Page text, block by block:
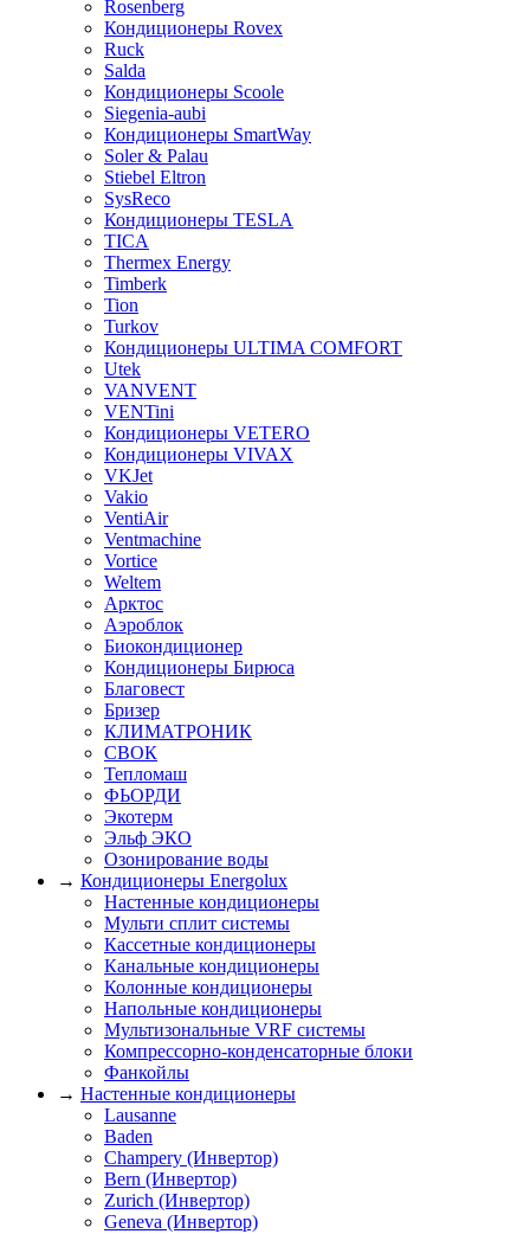
Rosenberg
Кондиционеры Rovex
Ruck
Salda
Кондиционеры Scoole
Siegenia-aubi
Кондиционеры SmartWay
Soler & Palau
Stiebel Eltron
SysReco
Кондиционеры TESLA
TICA
Thermex Energy
Timberk
Tion
Turkov
Кондиционеры ULTIMA COMFORT
Utek
VANVENT
VENTini
Кондиционеры VETERO
Кондиционеры VIVAX
VKJet
Vakio
VentiAir
Ventmachine
Vortice
Weltem
Арктос
Аэроблок
Биокондиционер
Кондиционеры Бирюса
Благовест
Бризер
КЛИМАТРОНИК
СВОК
Тепломаш
ФЬОРДИ
Экотерм
Эльф ЭКО
Озонирование воды
→ Кондиционеры Energolux
Настенные кондиционеры
Мульти сплит системы
Кассетные кондиционеры
Канальные кондиционеры
Колонные кондиционеры
Напольные кондиционеры
Мультизональные VRF системы
Компрессорно-конденсаторные блоки
Фанкойлы
→ Настенные кондиционеры
Lausanne
Baden
Champery (Инвертор)
Bern (Инвертор)
Zurich (Инвертор)
Geneva (Инвертор)